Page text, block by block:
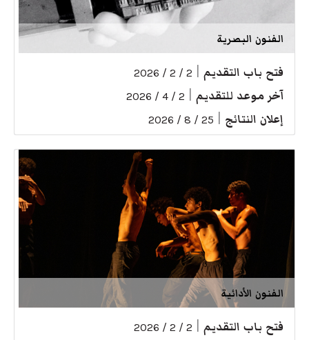
الفنون البصرية
فتح باب التقديم 2 / 2 / 2026
آخر موعد للتقديم 2 / 4 / 2026
إعلان النتائج 25 / 8 / 2026
الفنون الأدائية
فتح باب التقديم 2 / 2 / 2026